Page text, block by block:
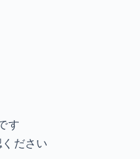
す
ださい